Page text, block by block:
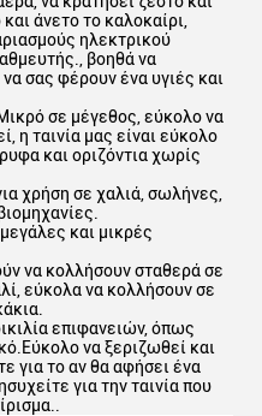
άνετο το καλοκαίρι,
ηλεκτρικού
βοηθά να
σας φέρουν ένα υγιές και
σε μέγεθος, εύκολο να
η ταινία μας είναι εύκολο
και οριζόντια χωρίς
χρήση σε χαλιά, σωλήνες,
και μικρές
να κολλήσουν σταθερά σε
εύκολα να κολλήσουν σε
επιφανειών, όπως
να ξεριζωθεί και
για το αν θα αφήσει ένα
για την ταινία που